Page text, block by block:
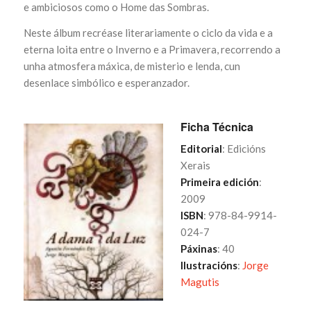
Ficha Técnica
Editorial: Edicións
Xerais
Primeira edición:
2009
ISBN: 978-84-9914-
024-7
Páxinas: 40
Ilustracións: Jorge
Magutis
e ambiciosos como o Home das Sombras.
Neste álbum recréase literariamente o ciclo da vida e a
eterna loita entre o Inverno e a Primavera, recorrendo a
unha atmosfera máxica, de misterio e lenda, cun
desenlace simbólico e esperanzador.